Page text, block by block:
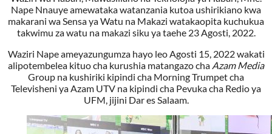
Nape Nnauye amewataka watanzania kutoa ushirikiano kwa
makarani wa Sensa ya Watu na Makazi watakaopita kuchukua
takwimu za watu na makazi siku ya taehe 23 Agosti, 2022.
Waziri Nape ameyazungumza hayo leo Agosti 15, 2022 wakati
alipotembelea kituo cha kurushia matangazo cha Azam Media
Group na kushiriki kipindi cha Morning Trumpet cha
Televisheni ya Azam UTV na kipindi cha Pevuka cha Redio ya
UFM, jijini Dar es Salaam.